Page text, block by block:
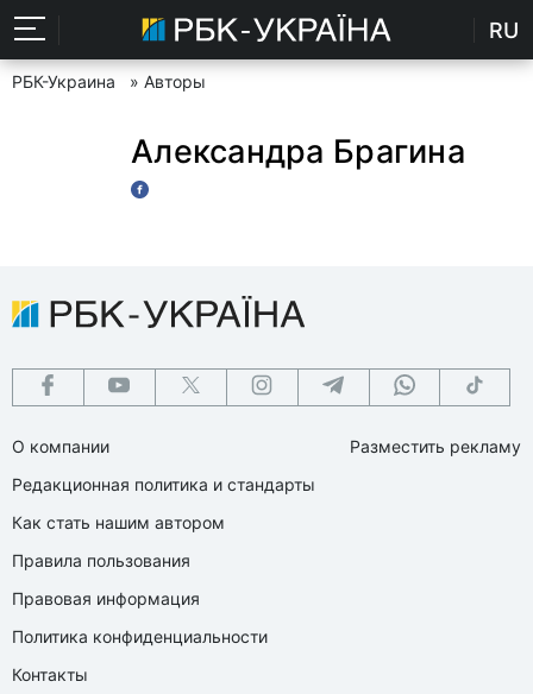
RU
РБК-Украина » Авторы
Александра Брагина
О компании
Редакционная политика и стандарты
Как стать нашим автором
Правила пользования
Правовая информация
Политика конфиденциальности
Контакты
Разместить рекламу